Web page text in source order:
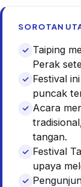
SOROTAN
Taiping
Perak
Festival
puncak
Acara
tangan.
Festival
upaya